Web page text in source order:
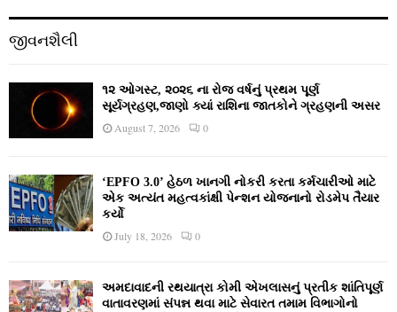
જીવનશૈલી
૧૨ ઓગસ્ટ, ૨૦૨૬ ના રોજ વર્ષનું પ્રથમ પૂર્ણ
સૂર્યગ્રહણ,જાણો ક્યાં રાશિના જાતકોને ગ્રહણની અસર
August 7, 2026 0
‘EPFO 3.0’ હેઠળ ખાનગી નોકરી કરતા કર્મચારીઓ માટે
એક અત્યંત મહત્વકાંક્ષી પેન્શન યોજનાનો રોડમેપ તૈયાર
કર્યો
July 18, 2026 0
અમદાવાદની રથયાત્રા કોમી એખલાસનું પ્રતીક શાંતિપૂર્ણ
વાતાવરણમાં સંપન્ન થવા માટે સેવારત તમામ વિભાગોનો